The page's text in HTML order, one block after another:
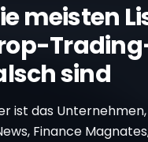
meisten
sind
ist das
Finance